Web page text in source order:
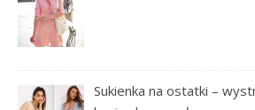
Sukienka na ostatki –